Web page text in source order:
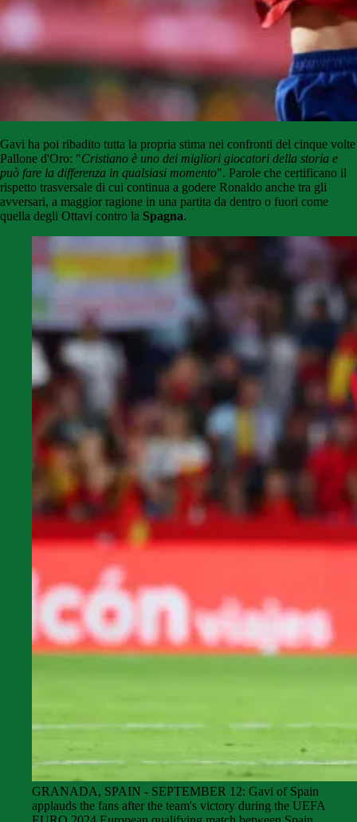
Gavi ha poi ribadito tutta la propria stima nei confronti del cinque volte
Pallone d'Oro: "Cristiano è uno dei migliori giocatori della storia e
può fare la differenza in qualsiasi momento". Parole che certificano il
rispetto trasversale di cui continua a godere Ronaldo anche tra gli
avversari, a maggior ragione in una partita da dentro o fuori come
quella degli Ottavi contro la Spagna.
GRANADA, SPAIN - SEPTEMBER 12: Gavi of Spain
applauds the fans after the team's victory during the UEFA